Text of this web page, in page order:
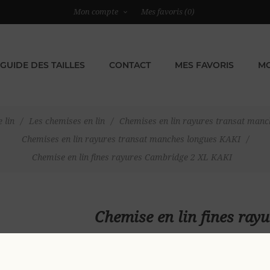
Mon compte Mes favoris (0)
GUIDE DES TAILLES CONTACT MES FAVORIS
lin / Les chemises en lin / Chemises en lin rayures transat
Chemises en lin rayures transat manches longues KAKI
/
Chemise en lin fines rayures Cambridge 2 XL KAKI
Chemise en lin fines